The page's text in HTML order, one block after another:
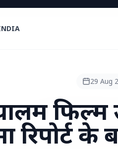
India
29 Aug
फिल्म
रिपोर्ट के